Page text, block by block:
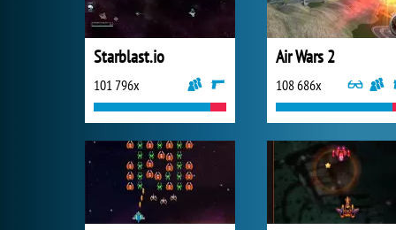
Starblast.io
101 796x
Air Wars 2
108 686x